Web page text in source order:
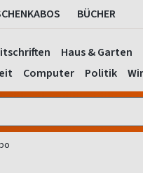
BÜCHER
Haus & Garten
Computer Politik